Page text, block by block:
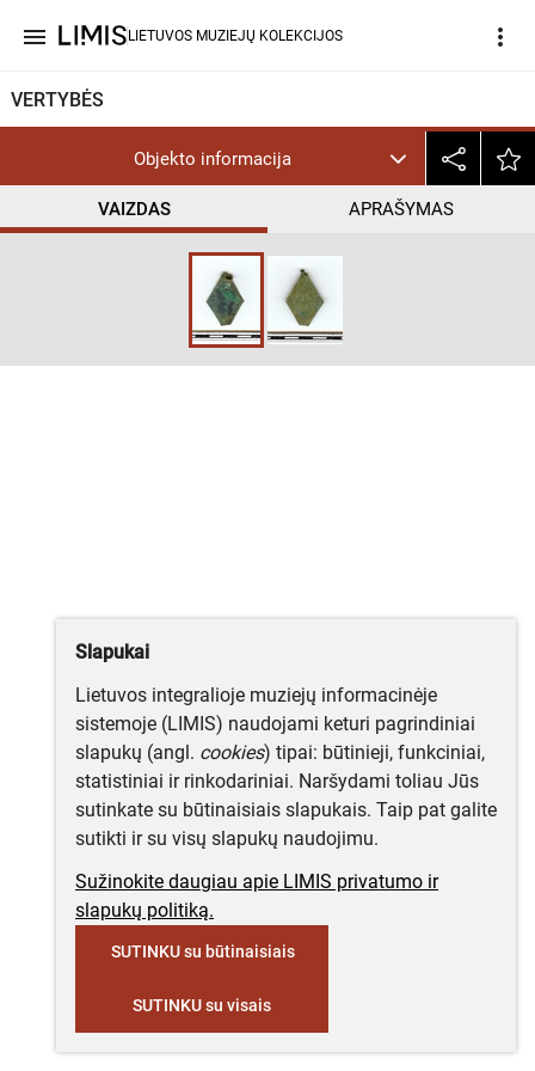
menu LIETUVOS MUZIEJŲ KOLEKCIJOS more_vert
VERTYBĖS
Objekto informacija
VAIZDAS APRAŠYMAS
Slapukai
Lietuvos integralioje muziejų informacinėje
sistemoje (LIMIS) naudojami keturi pagrindiniai
slapukų (angl. cookies) tipai: būtinieji, funkciniai,
statistiniai ir rinkodariniai. Naršydami toliau Jūs
sutinkate su būtinaisiais slapukais. Taip pat galite
sutikti ir su visų slapukų naudojimu.
Sužinokite daugiau apie LIMIS privatumo ir
slapukų politiką.
SUTINKU su būtinaisiais
SUTINKU su visais